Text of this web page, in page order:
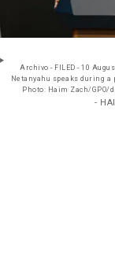
Archivo - FILED - 10
Netanyahu speaks during
Photo: Haim Zach/GPO/
-